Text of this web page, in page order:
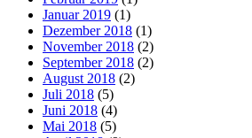
Januar 2019 (1)
Dezember 2018 (1)
November 2018 (2)
September 2018 (2)
August 2018 (2)
Juli 2018 (5)
Juni 2018 (4)
Mai 2018 (5)